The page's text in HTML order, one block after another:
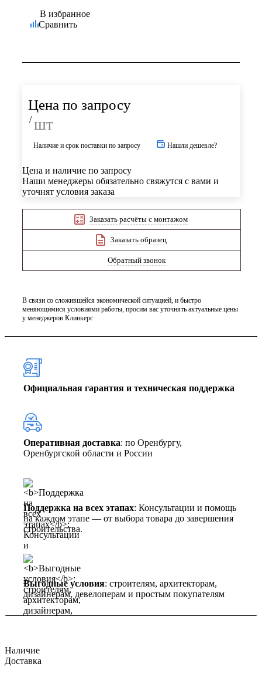
В избранное
Сравнить
Цена по запросу
/ шт
Наличие и срок поставки по запросу Нашли дешевле?
Цена и наличие по запросу
Наши менеджеры обязательно свяжутся с вами и
уточнят условия заказа
Заказать расчёты с монтажом
Заказать образец
Обратный звонок
В связи со сложившейся экономической ситуацией, и быстро
меняющимися условиями работы, просим вас уточнять актуальные цены
у менеджеров Клинкерс
Официальная гарантия и техническая поддержка
Оперативная доставка: по Оренбургу,
Оренбургской области и России
Поддержка на всех этапах: Консультации и помощь
на каждом этапе — от выбора товара до завершения
строительства.
Выгодные условия: строителям, архитекторам,
дизайнерам, девелоперам и простым покупателям
Наличие
Доставка